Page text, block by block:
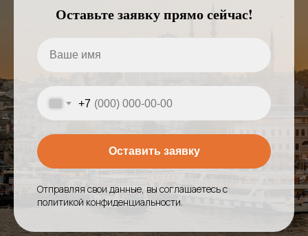
Оставьте заявку прямо сейчас!
+7
Оставить заявку
Отправляя свои данные, вы соглашаетесь с
политикой конфиденциальности